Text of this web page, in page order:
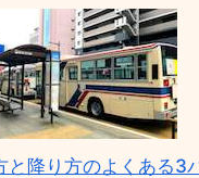
と降り方のよくある3